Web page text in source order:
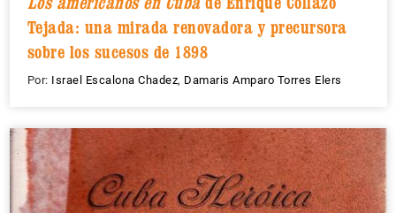
Tejada: una mirada renovadora y precursora
sobre los sucesos de 1898
Por: Israel Escalona Chadez, Damaris Amparo Torres Elers